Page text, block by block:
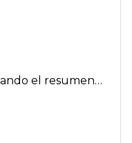
el resumen…